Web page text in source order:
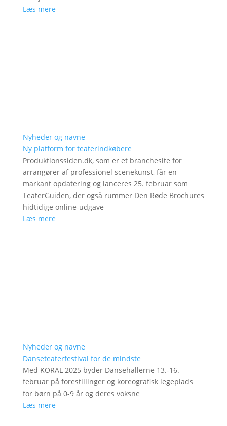
Læs mere
Nyheder og navne
Ny platform for teaterindkøbere
Produktionssiden.dk, som er et branchesite for
arrangører af professionel scenekunst, får en
markant opdatering og lanceres 25. februar som
TeaterGuiden, der også rummer Den Røde Brochures
hidtidige online-udgave
Læs mere
Nyheder og navne
Danseteaterfestival for de mindste
Med KORAL 2025 byder Dansehallerne 13.-16.
februar på forestillinger og koreografisk legeplads
for børn på 0-9 år og deres voksne
Læs mere